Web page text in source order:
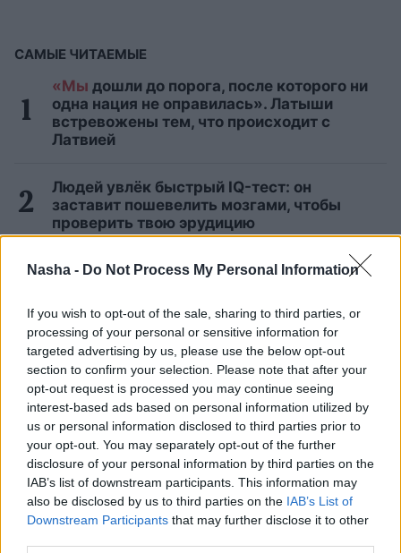
Nasha - Do Not Process My Personal Information
If you wish to opt-out of the sale, sharing to third parties, or
processing of your personal or sensitive information for
targeted advertising by us, please use the below opt-out
section to confirm your selection. Please note that after your
opt-out request is processed you may continue seeing
interest-based ads based on personal information utilized by
us or personal information disclosed to third parties prior to
your opt-out. You may separately opt-out of the further
disclosure of your personal information by third parties on the
IAB’s list of downstream participants. This information may
also be disclosed by us to third parties on the IAB’s List of
Downstream Participants that may further disclose it to other
САМЫЕ ЧИТАЕМЫЕ
«Мы дошли до порога, после которого ни
одна нация не оправилась». Латыши
встревожены тем, что происходит с
Латвией
Людей увлёк быстрый IQ-тест: он
заставит пошевелить мозгами, чтобы
проверить твою эрудицию
АрмандсПуче: «Ясно, что это
думаете, что все в Латвии — дураки?»
ФОТО. «Разве так можно?» В
Пурвциемсе соседи покрасили фасад
многоквартирного дома каждый в свой
цвет
Улыбаются как солнышки! 3 самые
позитивные знака зодиака — счастливы
те, кто рядом с ними
Читать другие новости